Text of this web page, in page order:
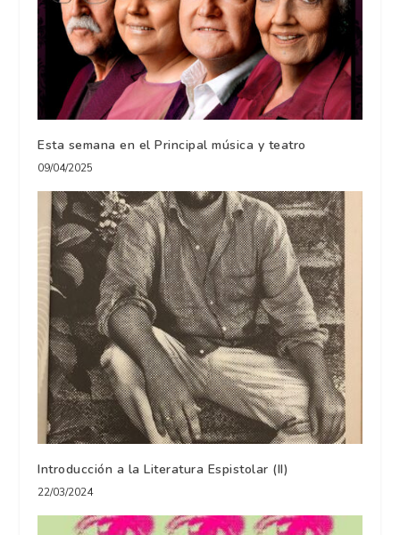
Esta semana en el Principal música y teatro
09/04/2025
Introducción a la Literatura Espistolar (II)
22/03/2024